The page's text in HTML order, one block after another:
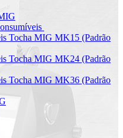
Tocha MIG MK15 (Padrão
Tocha MIG MK24 (Padrão
Tocha MIG MK36 (Padrão